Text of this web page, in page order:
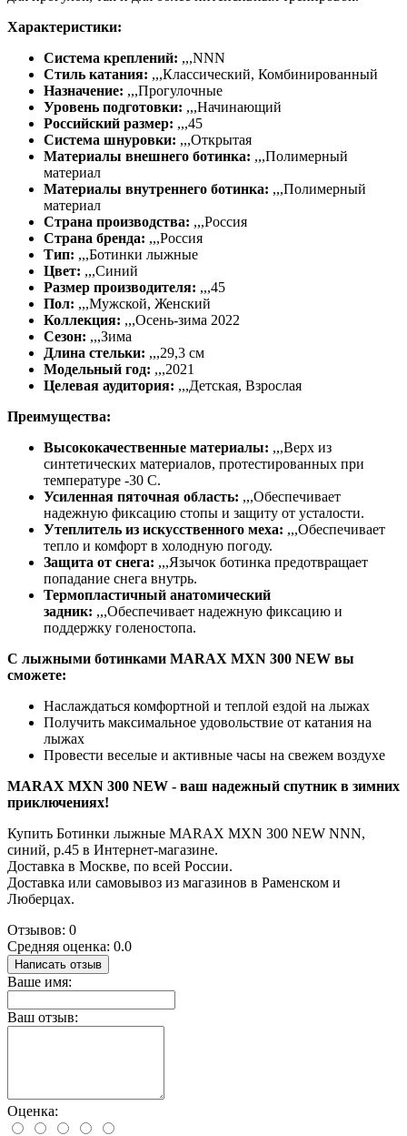
Характеристики:
Система креплений: ,,,NNN
Стиль катания: ,,,Классический, Комбинированный
Назначение: ,,,Прогулочные
Уровень подготовки: ,,,Начинающий
Российский размер: ,,,45
Система шнуровки: ,,,Открытая
Материалы внешнего ботинка: ,,,Полимерный
материал
Материалы внутреннего ботинка: ,,,Полимерный
материал
Страна производства: ,,,Россия
Страна бренда: ,,,Россия
Тип: ,,,Ботинки лыжные
Цвет: ,,,Синий
Размер производителя: ,,,45
Пол: ,,,Мужской, Женский
Коллекция: ,,,Осень-зима 2022
Сезон: ,,,Зима
Длина стельки: ,,,29,3 см
Модельный год: ,,,2021
Целевая аудитория: ,,,Детская, Взрослая
Преимущества:
Высококачественные материалы: ,,,Верх из
синтетических материалов, протестированных при
температуре -30 C.
Усиленная пяточная область: ,,,Обеспечивает
надежную фиксацию стопы и защиту от усталости.
Утеплитель из искусственного меха: ,,,Обеспечивает
тепло и комфорт в холодную погоду.
Защита от снега: ,,,Язычок ботинка предотвращает
попадание снега внутрь.
Термопластичный анатомический
задник: ,,,Обеспечивает надежную фиксацию и
поддержку голеностопа.
С лыжными ботинками MARAX MXN 300 NEW вы
сможете:
Наслаждаться комфортной и теплой ездой на лыжах
Получить максимальное удовольствие от катания на
лыжах
Провести веселые и активные часы на свежем воздухе
MARAX MXN 300 NEW - ваш надежный спутник в зимних
приключениях!
Купить Ботинки лыжные MARAX MXN 300 NEW NNN,
синий, р.45 в Интернет-магазине.
Доставка в Москве, по всей России.
Доставка или самовывоз из магазинов в Раменском и
Люберцах.
Отзывов: 0
Средняя оценка: 0.0
Написать отзыв
Ваше имя:
Ваш отзыв:
Оценка: